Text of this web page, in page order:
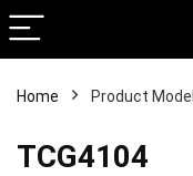
Home Product
‎TCG4104